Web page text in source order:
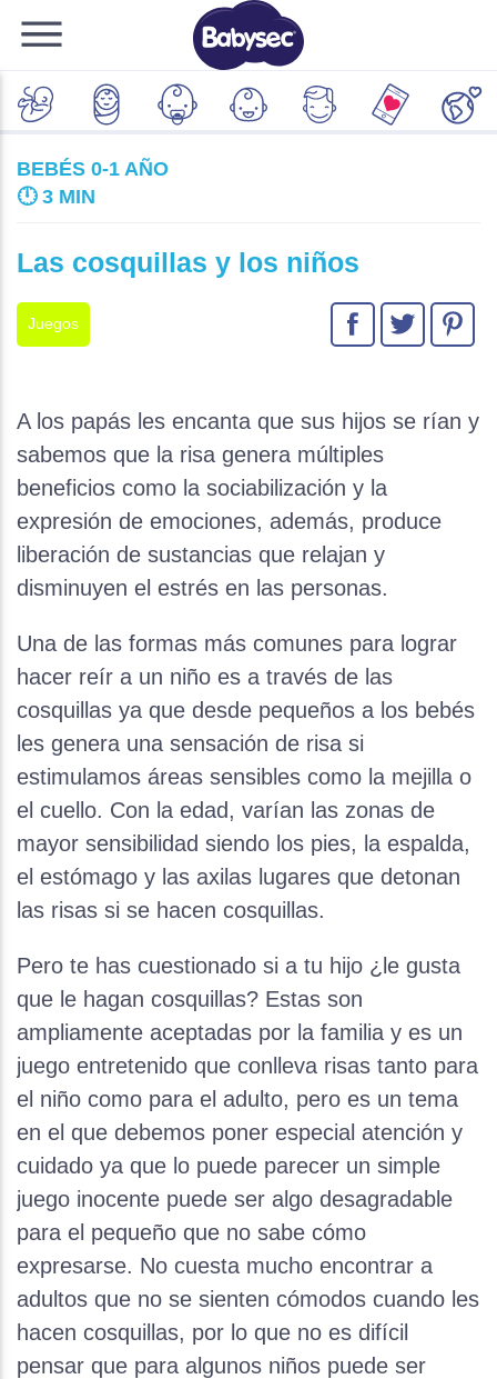
BEBÉS 0-1 AÑO
🕛 3 MIN
Las cosquillas y los niños
Juegos
A los papás les encanta que sus hijos se rían y
sabemos que la risa genera múltiples
beneficios como la sociabilización y la
expresión de emociones, además, produce
liberación de sustancias que relajan y
disminuyen el estrés en las personas.
Una de las formas más comunes para lograr
hacer reír a un niño es a través de las
cosquillas ya que desde pequeños a los bebés
les genera una sensación de risa si
estimulamos áreas sensibles como la mejilla o
el cuello. Con la edad, varían las zonas de
mayor sensibilidad siendo los pies, la espalda,
el estómago y las axilas lugares que detonan
las risas si se hacen cosquillas.
Pero te has cuestionado si a tu hijo ¿le gusta
que le hagan cosquillas? Estas son
ampliamente aceptadas por la familia y es un
juego entretenido que conlleva risas tanto para
el niño como para el adulto, pero es un tema
en el que debemos poner especial atención y
cuidado ya que lo puede parecer un simple
juego inocente puede ser algo desagradable
para el pequeño que no sabe cómo
expresarse. No cuesta mucho encontrar a
adultos que no se sienten cómodos cuando les
hacen cosquillas, por lo que no es difícil
pensar que para algunos niños puede ser